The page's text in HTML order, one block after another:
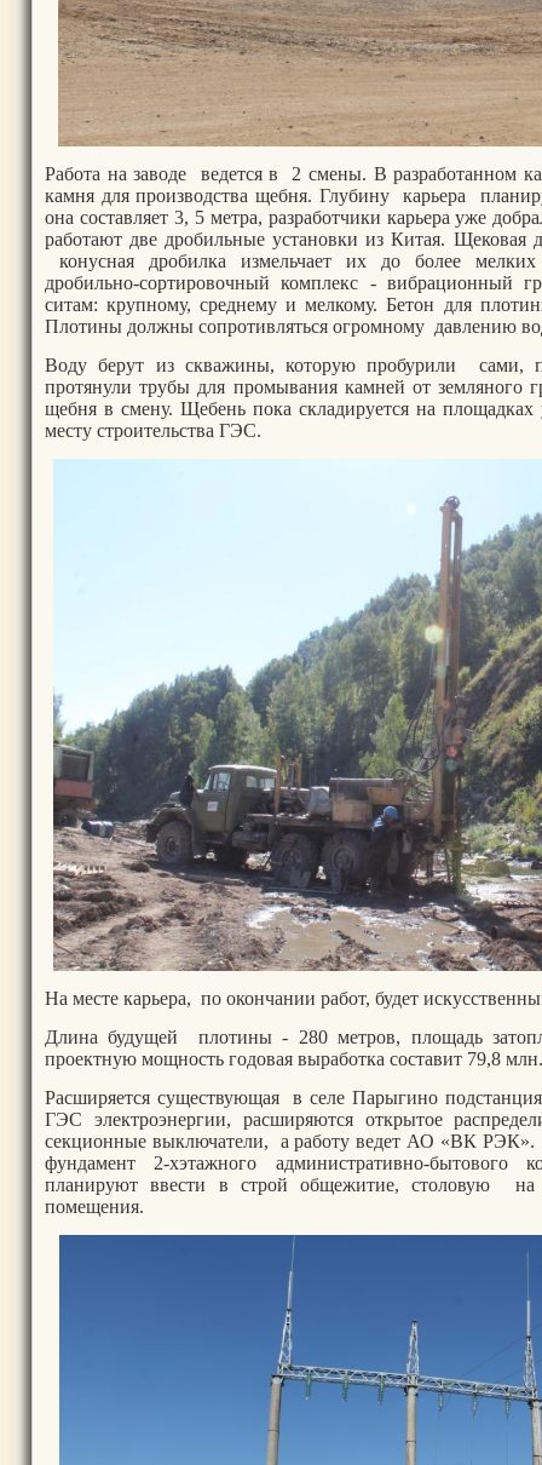
Работа на заводе ведется в 2 смены. В разработанном
камня для производства щебня. Глубину карьера
она составляет 3, 5 метра, разработчики карьера уже
работают две дробильные установки из Китая. Щековая
конусная дробилка измельчает их до более мелких
дробильно-сортировочный комплекс - вибрационный
ситам: крупному, среднему и мелкому. Бетон для
Плотины должны сопротивляться огромному давлению
Воду берут из скважины, которую пробурили сами,
протянули трубы для промывания камней от земляного
щебня в смену. Щебень пока складируется на
месту строительства ГЭС.
На месте карьера, по окончании работ, будет
Длина будущей плотины - 280 метров, площадь
проектную мощность годовая выработка составит 79,8
Расширяется существующая в селе Парыгино
ГЭС электроэнергии, расширяются открытое
секционные выключатели, а работу ведет АО «ВК РЭК».
фундамент 2-хэтажного административно-бытового
планируют ввести в строй общежитие, столовую
помещения.